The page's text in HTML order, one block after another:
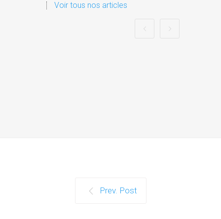
Voir tous nos articles
Prev. Post